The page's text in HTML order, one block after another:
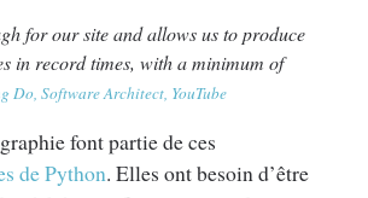
for our site and allows us to produce
in record times, with a minimum of
Do, Software Architect, YouTube
font partie de ces
de Python. Elles ont besoin d’être